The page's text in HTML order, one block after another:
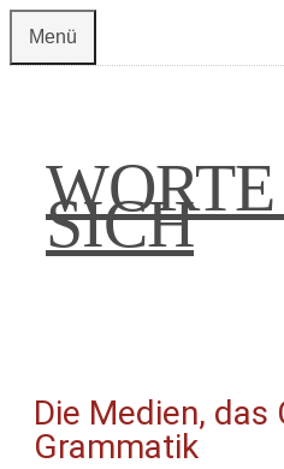
Zum
Inhalt
Menü
SICH
Die Medien, das
Grammatik